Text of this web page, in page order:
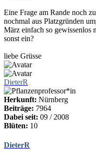
Eine Frage am Rande noch
nochmal aus Platzgründen
März einfach so gewissenlos
sonst ein?
liebe Grüsse
DieterR
Herkunft: Nürnberg
Beiträge: 7964
Dabei seit: 09 / 2008
Blüten: 10
DieterR